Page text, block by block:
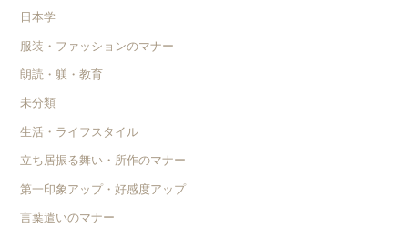
日本学
服装・ファッションのマナー
朗読・躾・教育
未分類
生活・ライフスタイル
立ち居振る舞い・所作のマナー
第一印象アップ・好感度アップ
言葉遣いのマナー